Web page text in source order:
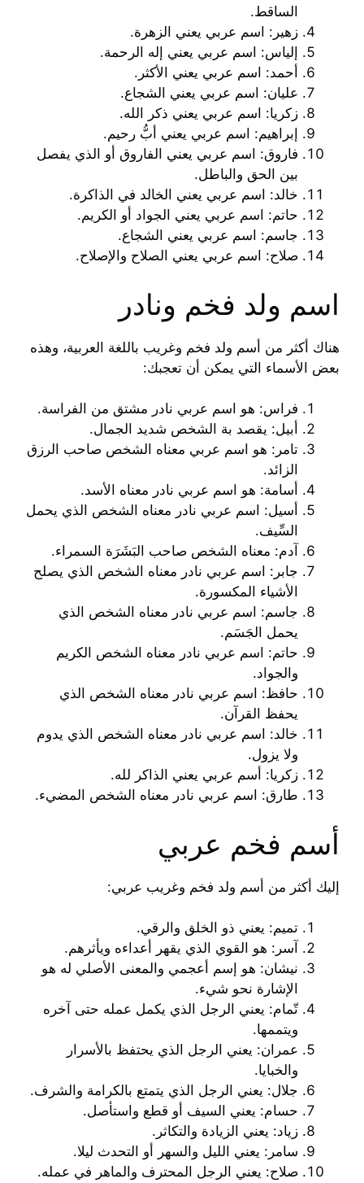
الساقط.
زهير: اسم عربي يعني الزهرة.
إلياس: اسم عربي يعني إله الرحمة.
أحمد: اسم عربي يعني الأكثر.
عليان: اسم عربي يعني الشجاع.
زكريا: اسم عربي يعني ذكر الله.
إبراهيم: اسم عربي يعني أبُّ رحيم.
فاروق: اسم عربي يعني الفاروق أو الذي يفصل
بين الحق والباطل.
خالد: اسم عربي يعني الخالد في الذاكرة.
حاتم: اسم عربي يعني الجواد أو الكريم.
جاسم: اسم عربي يعني الشجاع.
صلاح: اسم عربي يعني الصلاح والإصلاح.
اسم ولد فخم ونادر
هناك أكثر من أسم ولد فخم وغريب باللغة العربية، وهذه
بعض الأسماء التي يمكن أن تعجبك:
فراس: هو اسم عربي نادر مشتق من الفراسة.
أبيل: يقصد بة الشخص شديد الجمال.
تامر: هو اسم عربي معناه الشخص صاحب الرزق
الزائد.
أسامة: هو اسم عربي نادر معناه الأسد.
أسيل: اسم عربي نادر معناه الشخص الذي يحمل
السِّيف.
آدم: معناه الشخص صاحب البَشَرَة السمراء.
جابر: اسم عربي نادر معناه الشخص الذي يصلح
الأشياء المكسورة.
جاسم: اسم عربي نادر معناه الشخص الذي
يحمل الجَسَم.
حاتم: اسم عربي نادر معناه الشخص الكريم
والجواد.
حافظ: اسم عربي نادر معناه الشخص الذي
يحفظ القرآن.
خالد: اسم عربي نادر معناه الشخص الذي يدوم
ولا يزول.
زكريا: أسم عربي يعني الذاكر لله.
طارق: اسم عربي نادر معناه الشخص المضيء.
أسم فخم عربي
إليك أكثر من أسم ولد فخم وغريب عربي:
تميم: يعني ذو الخلق والرقي.
آسر: هو القوي الذي يقهر أعداءه ويأثرهم.
نيشان: هو إسم أعجمي والمعنى الأصلي له هو
الإشارة نحو شيء.
تّمام: يعني الرجل الذي يكمل عمله حتى آخره
ويتممها.
عمران: يعني الرجل الذي يحتفظ بالأسرار
والخبايا.
جلال: يعني الرجل الذي يتمتع بالكرامة والشرف.
حسام: يعني السيف أو قطع واستأصل.
زياد: يعني الزيادة والتكاثر.
سامر: يعني الليل والسهر أو التحدث ليلا.
صلاح: يعني الرجل المحترف والماهر في عمله.